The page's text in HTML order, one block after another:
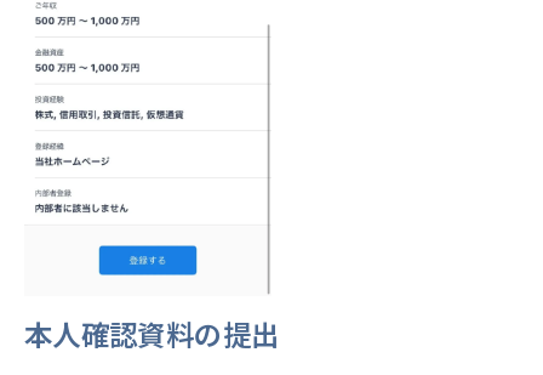
本人確認資料の提出